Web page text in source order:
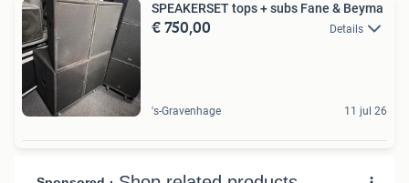
SPEAKERSET tops + subs Fane & Beyma
€ 750,00 Details
's-Gravenhage 11 jul 26